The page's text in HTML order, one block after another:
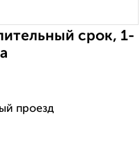
срок, 1-
проезд